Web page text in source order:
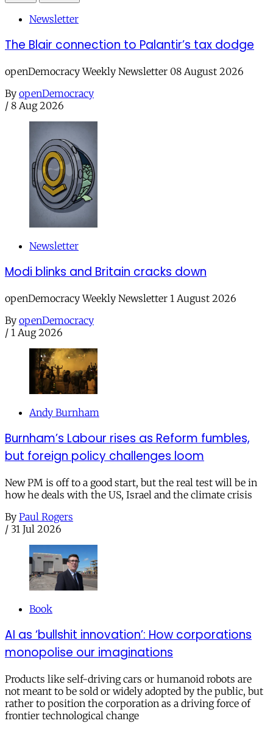
Newsletter
The Blair connection to Palantir’s tax dodge
openDemocracy Weekly Newsletter 08 August 2026
By openDemocracy
/ 8 Aug 2026
Newsletter
Modi blinks and Britain cracks down
openDemocracy Weekly Newsletter 1 August 2026
By openDemocracy
/ 1 Aug 2026
Andy Burnham
Burnham’s Labour rises as Reform fumbles,
but foreign policy challenges loom
New PM is off to a good start, but the real test will be in
how he deals with the US, Israel and the climate crisis
By Paul Rogers
/ 31 Jul 2026
Book
AI as ‘bullshit innovation’: How corporations
monopolise our imaginations
Products like self-driving cars or humanoid robots are
not meant to be sold or widely adopted by the public, but
rather to position the corporation as a driving force of
frontier technological change